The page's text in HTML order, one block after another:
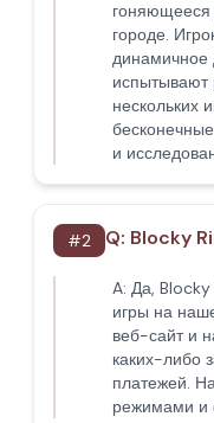
гоняющееся
городе.
динамичное
испытывают
нескольких
и
#2 Q: Blocky
A: Да, Blocky
игры на
веб-сайт и
каких-либо
платежей.
режимами и